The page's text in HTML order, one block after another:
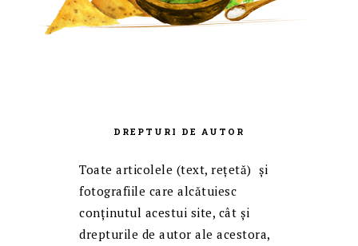
DREPTURI DE AUTOR
Toate articolele (text, reţetă) și
fotografiile care alcătuiesc
conținutul acestui site, cât și
drepturile de autor ale acestora,